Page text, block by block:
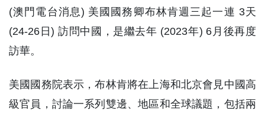
(澳門電台消息) 美國國務卿布林肯週三起一連 3天
(24-26日) 訪問中國，是繼去年 (2023年) 6月後再度
訪華。
美國國務院表示，布林肯將在上海和北京會見中國高
級官員，討論一系列雙邊、地區和全球議題，包括兩